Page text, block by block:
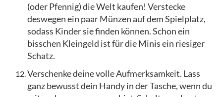
(oder Pfennig) die Welt kaufen! Verstecke
deswegen ein paar Münzen auf dem Spielplatz,
sodass Kinder sie finden können. Schon ein
bisschen Kleingeld ist für die Minis ein riesiger
Schatz.
Verschenke deine volle Aufmerksamkeit. Lass
ganz bewusst dein Handy in der Tasche, wenn du